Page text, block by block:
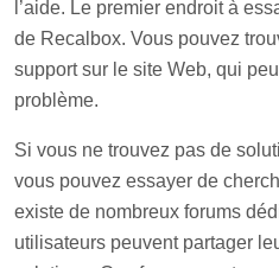
l’aide. Le premier endroit à
de Recalbox. Vous pouvez
support sur le site Web, qui
problème.
Si vous ne trouvez pas de
vous pouvez essayer de
existe de nombreux forums
utilisateurs peuvent partager